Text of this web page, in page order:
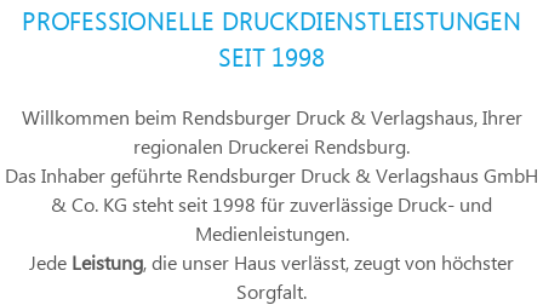
PROFESSIONELLE DRUCKDIENSTLEISTUNGEN
SEIT 1998
Willkommen beim Rendsburger Druck & Verlagshaus, Ihrer
regionalen Druckerei Rendsburg.
Das Inhaber geführte Rendsburger Druck & Verlagshaus GmbH
& Co. KG steht seit 1998 für zuverlässige Druck- und
Medienleistungen.
Jede Leistung, die unser Haus verlässt, zeugt von höchster
Sorgfalt.